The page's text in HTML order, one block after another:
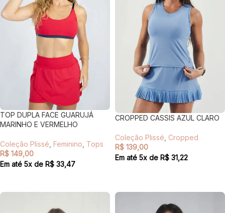
TOP DUPLA FACE GUARUJÁ
MARINHO E VERMELHO
Coleção Plissé Feminino Tops
R$ 149,00
Em até 5x de R$ 33,47
CROPPED CASSIS AZUL CLARO
Coleção Plissé Cropped
R$ 139,00
Em até 5x de R$ 31,22